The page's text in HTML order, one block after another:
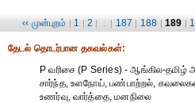
‹‹ முன்புறம் | 1 | 2 | ... | 187 | 188 | 189 |
தேட‌ல் தொட‌ர்பான தகவ‌ல்க‌ள்:
P வரிசை (P Series) - ஆங்கில-தமிழ்
சார்ந்த, உளநோய், பண்பாற்றல்,
உணர்வு, வார்த்தை, மனநிலை